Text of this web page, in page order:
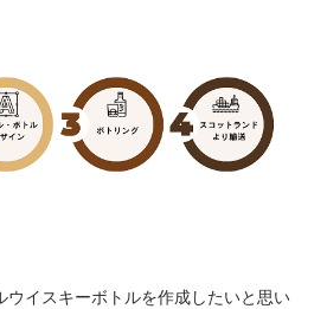
ウイスキーボトルを作成したいと思い